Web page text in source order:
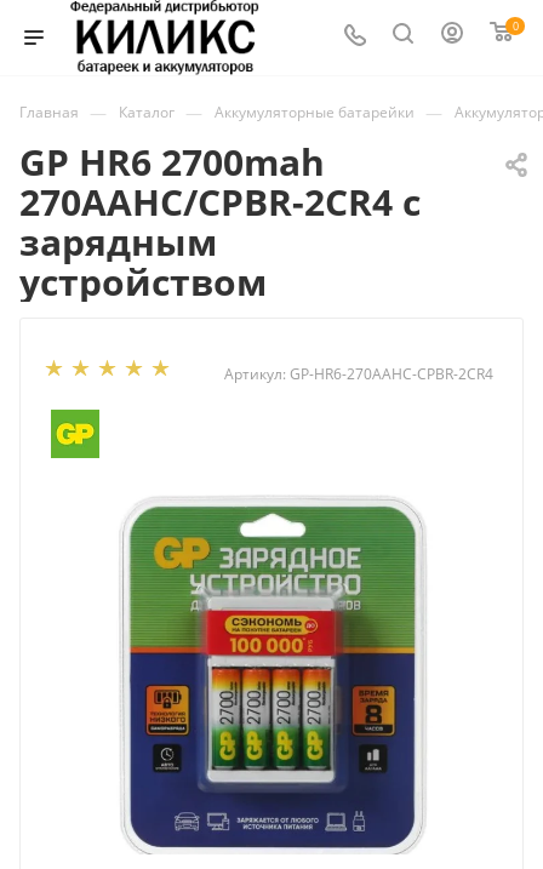
0
Главная — Каталог — Аккумуляторные батарейки —
GP HR6 2700mah
270AAHC/CPBR-2CR4 с
зарядным
устройством
Артикул: GP-HR6-270AAHC-CPBR-2CR4